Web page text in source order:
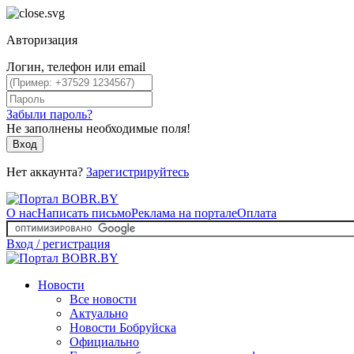
Авторизация
Логин, телефон или email
Забыли пароль?
Не заполнены необходимые поля!
Вход
Нет аккаунта? Зарегистрируйтесь
О насНаписать письмоРеклама на порталеОплата
Вход / регистрация
Новости
Все новости
Актуально
Новости Бобруйска
Официально